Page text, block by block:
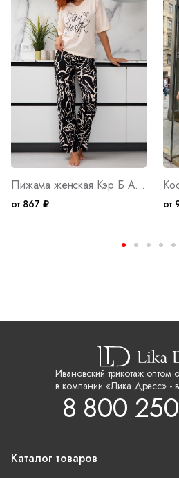
Пижама женская Кэр Б Арт. 10401
от 867 ₽ от
Ивановский трикотаж оптом
в компании «Лика Дресс» -
8 800
Каталог товаров